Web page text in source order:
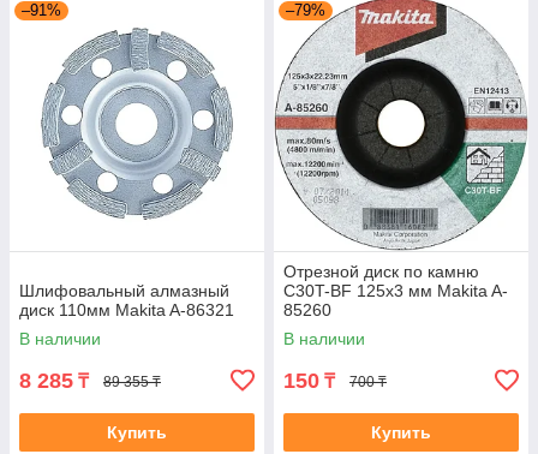
–91%
Шлифовальный алмазный
диск 110мм Makita A-86321
В наличии
8 285 ₸ 89 355 ₸
Купить
–79%
Отрезной диск по камню
C30T-BF 125x3 мм Makita A-
85260
В наличии
150 ₸ 700 ₸
Купить